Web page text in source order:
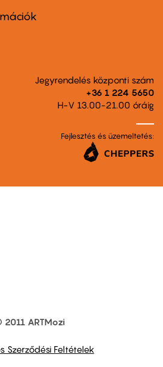
Jegyrendelés központi szám
+36 1 224 5650
H-V 13.00-21.00 óráig
Fejlesztés és üzemeltetés:
2011 ARTMozi
Szerződési Feltételek